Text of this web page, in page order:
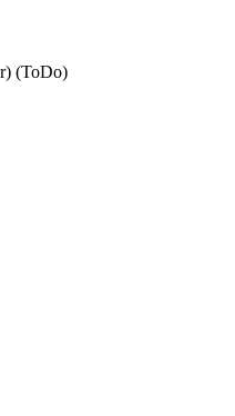
(ToDo)